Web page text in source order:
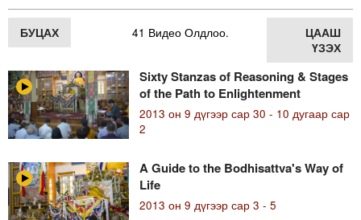
БУЦАХ 41 Видео Олдлоо.
ЦААШ
ҮЗЭХ
Sixty Stanzas of Reasoning & Stages
of the Path to Enlightenment
2013 он 9 дүгээр сар 30 - 10 дугаар сар
2
A Guide to the Bodhisattva's Way of
Life
2013 он 9 дүгээр сар 3 - 5